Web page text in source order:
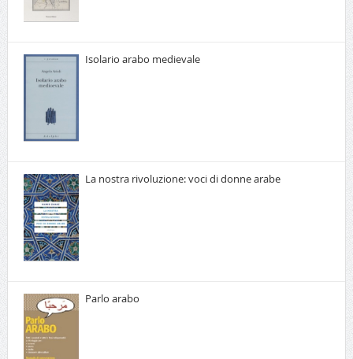
Isolario arabo medievale
La nostra rivoluzione: voci di donne arabe
Parlo arabo